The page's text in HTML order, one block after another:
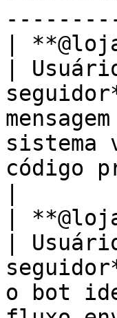
|
|
código
|
|
o bot